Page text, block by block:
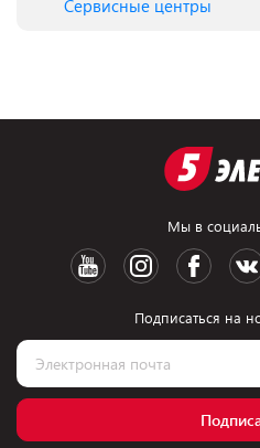
Сервисные центры
Мы в
Подписаться на